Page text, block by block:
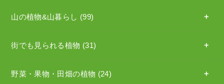
山の植物&山暮らし (99)
街でも見られる植物 (31)
野菜・果物・田畑の植物 (24)